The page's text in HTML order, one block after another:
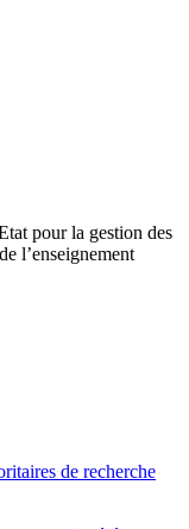
pour la gestion des
l’enseignement
de recherche